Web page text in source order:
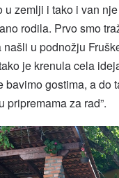
u zemlji i tako i van
rodila. Prvo smo
našli u podnožju
je krenula cela
bavimo gostima, a do
pripremama za rad”.